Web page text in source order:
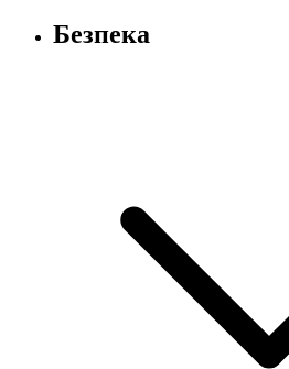
Безпека